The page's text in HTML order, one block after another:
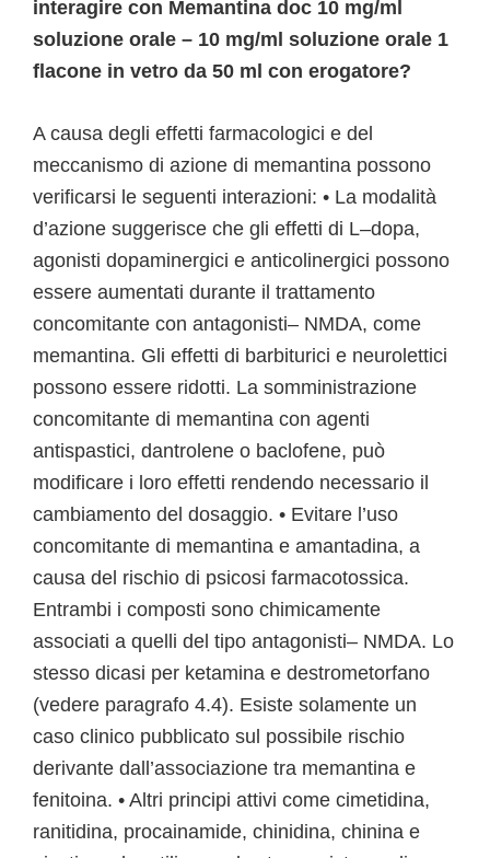
interagire con Memantina doc 10 mg/ml
soluzione orale – 10 mg/ml soluzione orale 1
flacone in vetro da 50 ml con erogatore?
A causa degli effetti farmacologici e del
meccanismo di azione di memantina possono
verificarsi le seguenti interazioni: • La modalità
d’azione suggerisce che gli effetti di L–dopa,
agonisti dopaminergici e anticolinergici possono
essere aumentati durante il trattamento
concomitante con antagonisti– NMDA, come
memantina. Gli effetti di barbiturici e neurolettici
possono essere ridotti. La somministrazione
concomitante di memantina con agenti
antispastici, dantrolene o baclofene, può
modificare i loro effetti rendendo necessario il
cambiamento del dosaggio. • Evitare l’uso
concomitante di memantina e amantadina, a
causa del rischio di psicosi farmacotossica.
Entrambi i composti sono chimicamente
associati a quelli del tipo antagonisti– NMDA. Lo
stesso dicasi per ketamina e destrometorfano
(vedere paragrafo 4.4). Esiste solamente un
caso clinico pubblicato sul possibile rischio
derivante dall’associazione tra memantina e
fenitoina. • Altri principi attivi come cimetidina,
ranitidina, procainamide, chinidina, chinina e